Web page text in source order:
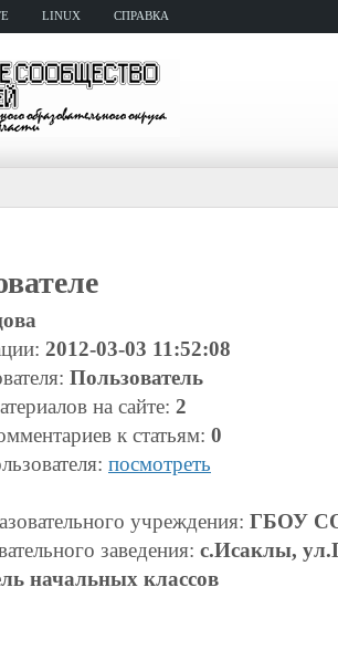
LINUX СПРАВКА
2012-03-03 11:52:08
Пользователь
на сайте: 2
к статьям: 0
посмотреть
учреждения: ГБОУ
заведения: с.Исаклы,
начальных классов